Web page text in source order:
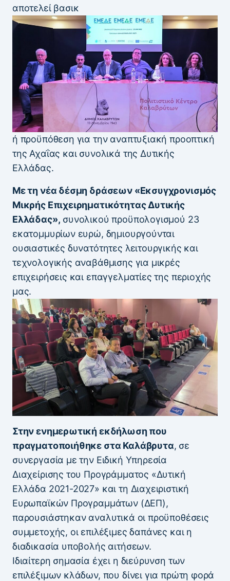
αποτελεί βασικ
ή προϋπόθεση για την αναπτυξιακή προοπτική
της Αχαΐας και συνολικά της Δυτικής
Ελλάδας.
Με τη νέα δέσμη δράσεων «Εκσυγχρονισμός
Μικρής Επιχειρηματικότητας Δυτικής
Ελλάδας», συνολικού προϋπολογισμού 23
εκατομμυρίων ευρώ, δημιουργούνται
ουσιαστικές δυνατότητες λειτουργικής και
τεχνολογικής αναβάθμισης για μικρές
επιχειρήσεις και επαγγελματίες της περιοχής
μας.
Στην ενημερωτική εκδήλωση που
πραγματοποιήθηκε στα Καλάβρυτα, σε
συνεργασία με την Ειδική Υπηρεσία
Διαχείρισης του Προγράμματος «Δυτική
Ελλάδα 2021-2027» και τη Διαχειριστική
Ευρωπαϊκών Προγραμμάτων (ΔΕΠ),
παρουσιάστηκαν αναλυτικά οι προϋποθέσεις
συμμετοχής, οι επιλέξιμες δαπάνες και η
διαδικασία υποβολής αιτήσεων.
Ιδιαίτερη σημασία έχει η διεύρυνση των
επιλέξιμων κλάδων, που δίνει για πρώτη φορά